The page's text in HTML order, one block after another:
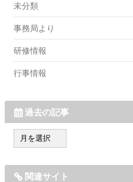
未分類
事務局より
研修情報
行事情報
過去の記事
去
記 関連サイト